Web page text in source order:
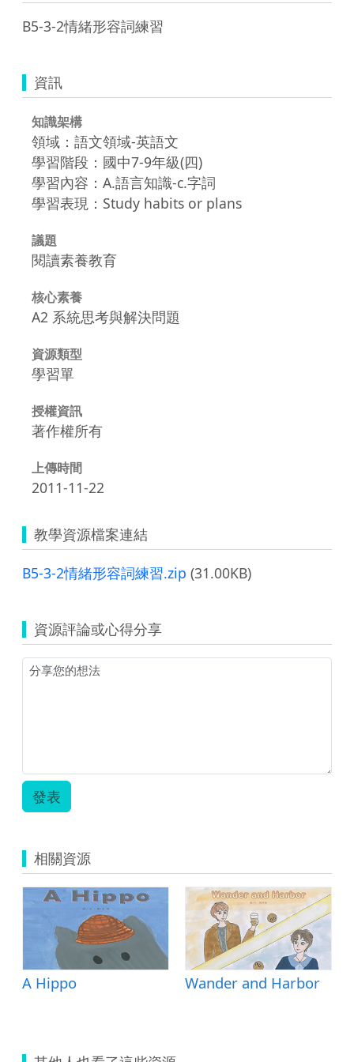
B5-3-2情緒形容詞練習
資訊
知識架構
領域：語文領域-英語文
學習階段：國中7-9年級(四)
學習內容：A.語言知識-c.字詞
學習表現：Study habits or plans
議題
閱讀素養教育
核心素養
A2 系統思考與解決問題
資源類型
學習單
授權資訊
著作權所有
上傳時間
2011-11-22
教學資源檔案連結
B5-3-2情緒形容詞練習.zip (31.00KB)
資源評論或心得分享
發表
相關資源
A Hippo Wander and Harbor